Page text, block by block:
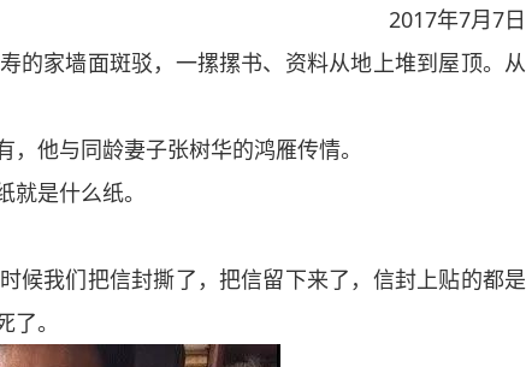
2017年7月7日
家墙面斑驳，一摞摞书、资料从地上堆到屋顶。从
，他与同龄妻子张树华的鸿雁传情。
是什么纸。
我们把信封撕了，把信留下来了，信封上贴的都是
。